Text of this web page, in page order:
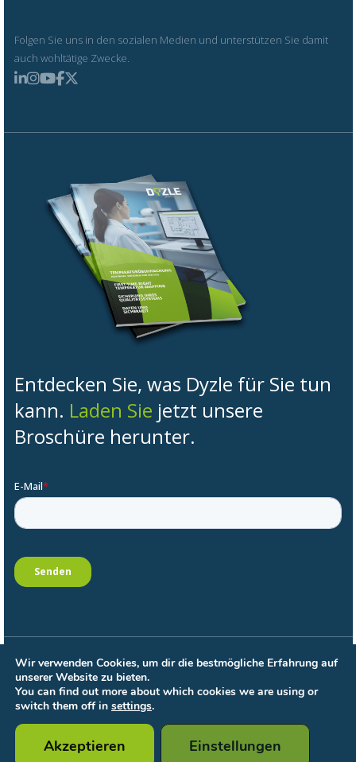
Folgen Sie uns in den sozialen Medien und unterstützen Sie damit
auch wohltätige Zwecke.
Entdecken Sie, was Dyzle für Sie tun
kann. Laden Sie jetzt unsere
Broschüre herunter.
Allgemeine Bedingungen
Datenschutzbestimmungen
Bedingungen für die Verarbeitung
© 2026 Dyzle. Alle Rechte vorbehalten
Wir verwenden Cookies, um dir die bestmögliche Erfahrung auf
unserer Website zu bieten.
You can find out more about which cookies we are using or
switch them off in settings.
Akzeptieren Einstellungen